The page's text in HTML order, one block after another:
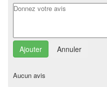
Annuler
Aucun avis